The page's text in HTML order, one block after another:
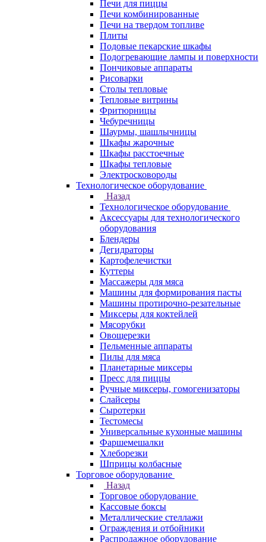
Печи для пиццы
Печи комбинированные
Печи на твердом топливе
Плиты
Подовые пекарские шкафы
Подогревающие лампы и поверхности
Пончиковые аппараты
Рисоварки
Столы тепловые
Тепловые витрины
Фритюрницы
Чебуречницы
Шаурмы, шашлычницы
Шкафы жарочные
Шкафы расстоечные
Шкафы тепловые
Электросковороды
Технологическое оборудование
Назад
Технологическое оборудование
Аксессуары для технологического
оборудования
Блендеры
Дегидраторы
Картофелечистки
Куттеры
Массажеры для мяса
Машины для формирования пасты
Машины протирочно-резательные
Миксеры для коктейлей
Мясорубки
Овощерезки
Пельменные аппараты
Пилы для мяса
Планетарные миксеры
Пресс для пиццы
Ручные миксеры, гомогенизаторы
Слайсеры
Сыротерки
Тестомесы
Универсальные кухонные машины
Фаршемешалки
Хлеборезки
Шприцы колбасные
Торговое оборудование
Назад
Торговое оборудование
Кассовые боксы
Металлические стеллажи
Ограждения и отбойники
Распродажное оборудование